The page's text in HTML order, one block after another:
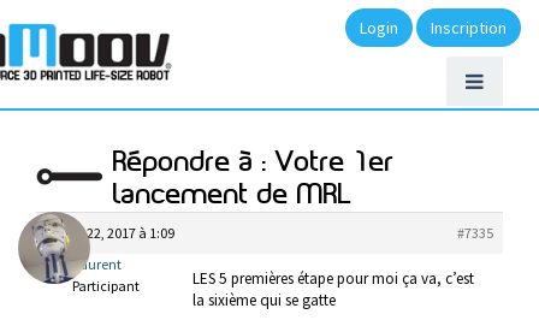
Login Inscription
Répondre à : Votre 1er
lancement de MRL
février 22, 2017 à 1:09
#7335
laurent
Participant
LES 5 premières étape pour moi ça va, c’est
la sixième qui se gatte